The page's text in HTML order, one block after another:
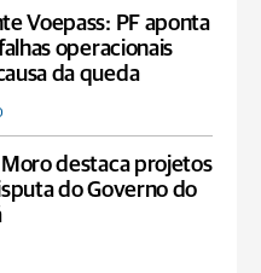
Voepass: PF aponta
operacionais
da queda
destaca projetos
do Governo do